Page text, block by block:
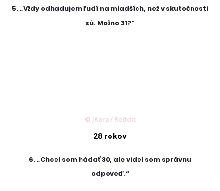
5. „Vždy odhadujem ľudí na mladších, než v skutočnosti
sú. Možno 31?“
© JKorp / Reddit
28 rokov
6. „Chcel som hádať 30, ale videl som správnu
odpoveď.“